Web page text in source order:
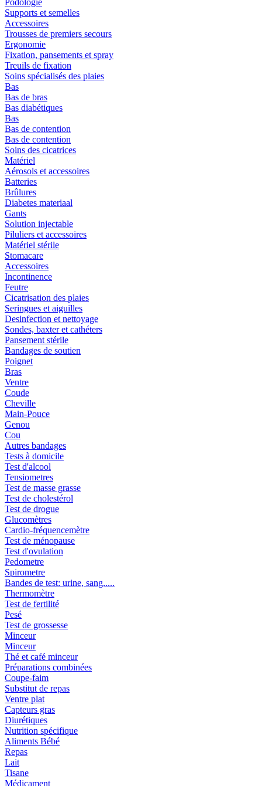
Podologie
Supports et semelles
Accessoires
Trousses de premiers secours
Ergonomie
Fixation, pansements et spray
Treuils de fixation
Soins spécialisés des plaies
Bas
Bas de bras
Bas diabétiques
Bas
Bas de contention
Bas de contention
Soins des cicatrices
Matériel
Aérosols et accessoires
Batteries
Brûlures
Diabetes materiaal
Gants
Solution injectable
Piluliers et accessoires
Matériel stérile
Stomacare
Accessoires
Incontinence
Feutre
Cicatrisation des plaies
Seringues et aiguilles
Desinfection et nettoyage
Sondes, baxter et cathéters
Pansement stérile
Bandages de soutien
Poignet
Bras
Ventre
Coude
Cheville
Main-Pouce
Genou
Cou
Autres bandages
Tests à domicile
Test d'alcool
Tensiometres
Test de masse grasse
Test de cholestérol
Test de drogue
Glucomètres
Cardio-fréquencemètre
Test de ménopause
Test d'ovulation
Pedometre
Spirometre
Bandes de test: urine, sang,....
Thermomètre
Test de fertilité
Pesé
Test de grossesse
Minceur
Minceur
Thé et café minceur
Préparations combinées
Coupe-faim
Substitut de repas
Ventre plat
Capteurs gras
Diurétiques
Nutrition spécifique
Aliments Bébé
Repas
Lait
Tisane
Médicament